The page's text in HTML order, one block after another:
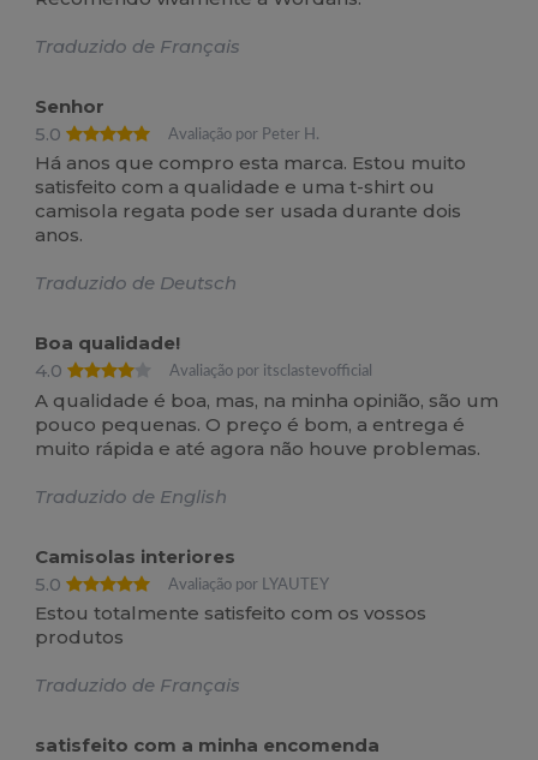
Traduzido de Français
Senhor
5.0
Avaliação por Peter H.
Há anos que compro esta marca. Estou muito
satisfeito com a qualidade e uma t-shirt ou
camisola regata pode ser usada durante dois
anos.
Traduzido de Deutsch
Boa qualidade!
4.0
Avaliação por itsclastevofficial
A qualidade é boa, mas, na minha opinião, são um
pouco pequenas. O preço é bom, a entrega é
muito rápida e até agora não houve problemas.
Traduzido de English
Camisolas interiores
5.0
Avaliação por LYAUTEY
Estou totalmente satisfeito com os vossos
produtos
Traduzido de Français
satisfeito com a minha encomenda